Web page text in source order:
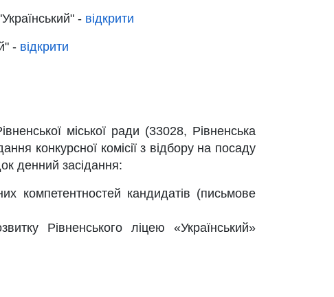
- відкрити
- відкрити
міської ради (33028, Рівненська
конкурсної комісії з відбору на посаду
денний засідання:
компетентностей кандидатів (письмове
Рівненського ліцею «Український»